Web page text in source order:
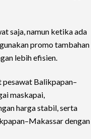
saja, namun ketika ada
promo tambahan
lebih efisien.
pesawat Balikpapan–
maskapai,
harga stabil, serta
dengan